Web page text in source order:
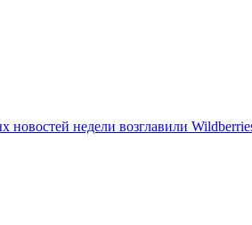
новостей недели возглавили